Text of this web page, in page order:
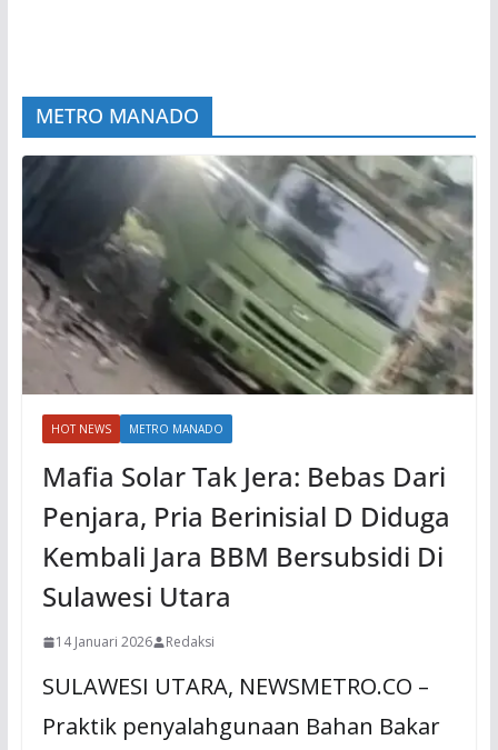
METRO MANADO
HOT NEWS METRO MANADO
Mafia Solar Tak Jera: Bebas Dari
Penjara, Pria Berinisial D Diduga
Kembali Jara BBM Bersubsidi Di
Sulawesi Utara
14 Januari 2026 Redaksi
SULAWESI UTARA, NEWSMETRO.CO –
Praktik penyalahgunaan Bahan Bakar